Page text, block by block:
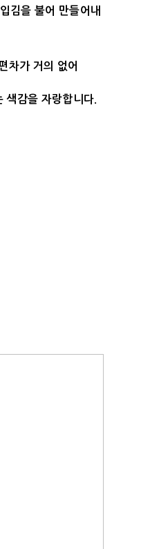
김을 불어 만들어내
차가 거의 없어
색감을 자랑합니다.